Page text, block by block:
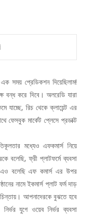
সময় প্রেডিকশন দিয়েছিলাম!
করে দিবে। অলরেডি যারা
যাচ্ছে, রিচ থেকে ক্লায়েন্ট এর
ফেসবুক মার্কেট প্লেসে প্রডাক্ট
মধ্যেও এফকমার্স নিয়ে
বলেছি, ফ্রী প্লাটফর্মে ব্যবসা
এও বলেছি এফ কমার্স এর উপর
নামে ইকমার্স প্লাট ফর্ম দাড়
আপনাদেরকে বুঝতে হবে
যুগে ওয়েব নির্ভর ব্যবসা